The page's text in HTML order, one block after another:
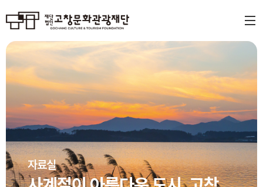
자료실